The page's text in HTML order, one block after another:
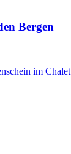
Bergen
im Chalet